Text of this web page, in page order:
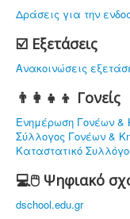
Δράσεις για την
☑️ Εξετάσεις
Ανακοινώσεις
👨‍👩‍👧‍👦 Γονείς
Ενημέρωση Γονέων &
Σύλλογος Γονέων &
Καταστατικό
💻🖱️ Ψηφιακό
dschool.edu.gr